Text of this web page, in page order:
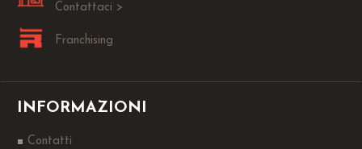
Contattaci >
Franchising
INFORMAZIONI
Contatti